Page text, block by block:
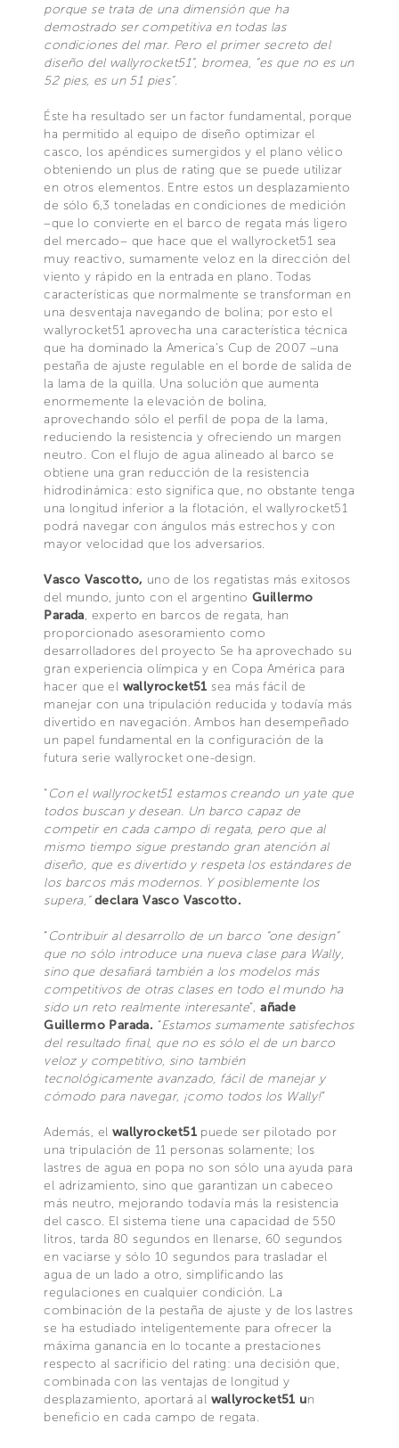
porque se trata de una dimensión que ha
demostrado ser competitiva en todas las
condiciones del mar. Pero el primer secreto del
diseño del wallyrocket51”, bromea, “es que no es un
52 pies, es un 51 pies”.
Éste ha resultado ser un factor fundamental, porque
ha permitido al equipo de diseño optimizar el
casco, los apéndices sumergidos y el plano vélico
obteniendo un plus de rating que se puede utilizar
en otros elementos. Entre estos un desplazamiento
de sólo 6,3 toneladas en condiciones de medición
–que lo convierte en el barco de regata más ligero
del mercado– que hace que el wallyrocket51 sea
muy reactivo, sumamente veloz en la dirección del
viento y rápido en la entrada en plano. Todas
características que normalmente se transforman en
una desventaja navegando de bolina; por esto el
wallyrocket51 aprovecha una característica técnica
que ha dominado la America’s Cup de 2007 –una
pestaña de ajuste regulable en el borde de salida de
la lama de la quilla. Una solución que aumenta
enormemente la elevación de bolina,
aprovechando sólo el perfil de popa de la lama,
reduciendo la resistencia y ofreciendo un margen
neutro. Con el flujo de agua alineado al barco se
obtiene una gran reducción de la resistencia
hidrodinámica: esto significa que, no obstante tenga
una longitud inferior a la flotación, el wallyrocket51
podrá navegar con ángulos más estrechos y con
mayor velocidad que los adversarios.
Vasco Vascotto, uno de los regatistas más exitosos
del mundo, junto con el argentino Guillermo
Parada, experto en barcos de regata, han
proporcionado asesoramiento como
desarrolladores del proyecto Se ha aprovechado su
gran experiencia olímpica y en Copa América para
hacer que el wallyrocket51 sea más fácil de
manejar con una tripulación reducida y todavía más
divertido en navegación. Ambos han desempeñado
un papel fundamental en la configuración de la
futura serie wallyrocket one-design.
“Con el wallyrocket51 estamos creando un yate que
todos buscan y desean. Un barco capaz de
competir en cada campo di regata, pero que al
mismo tiempo sigue prestando gran atención al
diseño, que es divertido y respeta los estándares de
los barcos más modernos. Y posiblemente los
supera,” declara Vasco Vascotto.
“Contribuir al desarrollo de un barco “one design”
que no sólo introduce una nueva clase para Wally,
sino que desafiará también a los modelos más
competitivos de otras clases en todo el mundo ha
sido un reto realmente interesante”,añade
Guillermo Parada. “Estamos sumamente satisfechos
del resultado final, que no es sólo el de un barco
veloz y competitivo, sino también
tecnológicamente avanzado, fácil de manejar y
cómodo para navegar, ¡como todos los Wally!”
Además, el wallyrocket51puede ser pilotado por
una tripulación de 11 personas solamente; los
lastres de agua en popa no son sólo una ayuda para
el adrizamiento, sino que garantizan un cabeceo
más neutro, mejorando todavía más la resistencia
del casco. El sistema tiene una capacidad de 550
litros, tarda 80 segundos en llenarse, 60 segundos
en vaciarse y sólo 10 segundos para trasladar el
agua de un lado a otro, simplificando las
regulaciones en cualquier condición. La
combinación de la pestaña de ajuste y de los lastres
se ha estudiado inteligentemente para ofrecer la
máxima ganancia en lo tocante a prestaciones
respecto al sacrificio del rating: una decisión que,
combinada con las ventajas de longitud y
desplazamiento, aportará al wallyrocket51 un
beneficio en cada campo de regata.